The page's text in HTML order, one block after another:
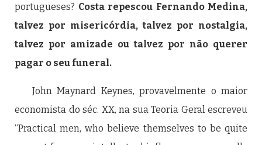
portugueses? Costa repescou Fernando Medina,
talvez por misericórdia, talvez por nostalgia,
talvez por amizade ou talvez por não querer
pagar o seu funeral.
John Maynard Keynes, provavelmente o maior
economista do séc. XX, na sua Teoria Geral escreveu
“Practical men, who believe themselves to be quite